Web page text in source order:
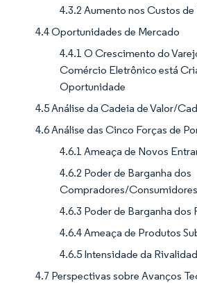
4.3.2 Aumento nos Custos
4.4 Oportunidades de Mercado
4.4.1 O Crescimento do
Comércio Eletrônico está
Oportunidade
4.5 Análise da Cadeia de Valor/
4.6 Análise das Cinco Forças de
4.6.1 Ameaça de Novos
4.6.2 Poder de Barganha dos
Compradores/Consumidores
4.6.3 Poder de Barganha dos
4.6.4 Ameaça de Produtos
4.6.5 Intensidade da
4.7 Perspectivas sobre Avanços